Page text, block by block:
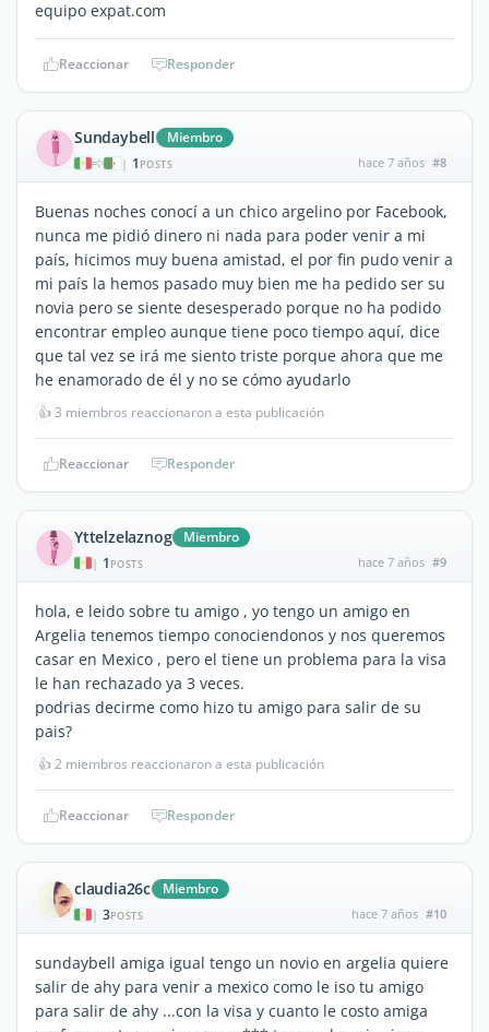
equipo expat.com
Reaccionar Responder
Sundaybell Miembro
| 1 POSTS hace 7 años #8
Buenas noches conocí a un chico argelino por Facebook,
nunca me pidió dinero ni nada para poder venir a mi
país, hicimos muy buena amistad, el por fin pudo venir a
mi país la hemos pasado muy bien me ha pedido ser su
novia pero se siente desesperado porque no ha podido
encontrar empleo aunque tiene poco tiempo aquí, dice
que tal vez se irá me siento triste porque ahora que me
he enamorado de él y no se cómo ayudarlo
👍3 miembros reaccionaron a esta publicación
Reaccionar Responder
Yttelzelaznog Miembro
| 1 POSTS hace 7 años #9
hola, e leido sobre tu amigo , yo tengo un amigo en
Argelia tenemos tiempo conociendonos y nos queremos
casar en Mexico , pero el tiene un problema para la visa
le han rechazado ya 3 veces.
podrias decirme como hizo tu amigo para salir de su
pais?
👍2 miembros reaccionaron a esta publicación
Reaccionar Responder
claudia26c Miembro
| 3POSTS hace 7 años #10
sundaybell amiga igual tengo un novio en argelia quiere
salir de ahy para venir a mexico como le iso tu amigo
para salir de ahy ...con la visa y cuanto le costo amiga